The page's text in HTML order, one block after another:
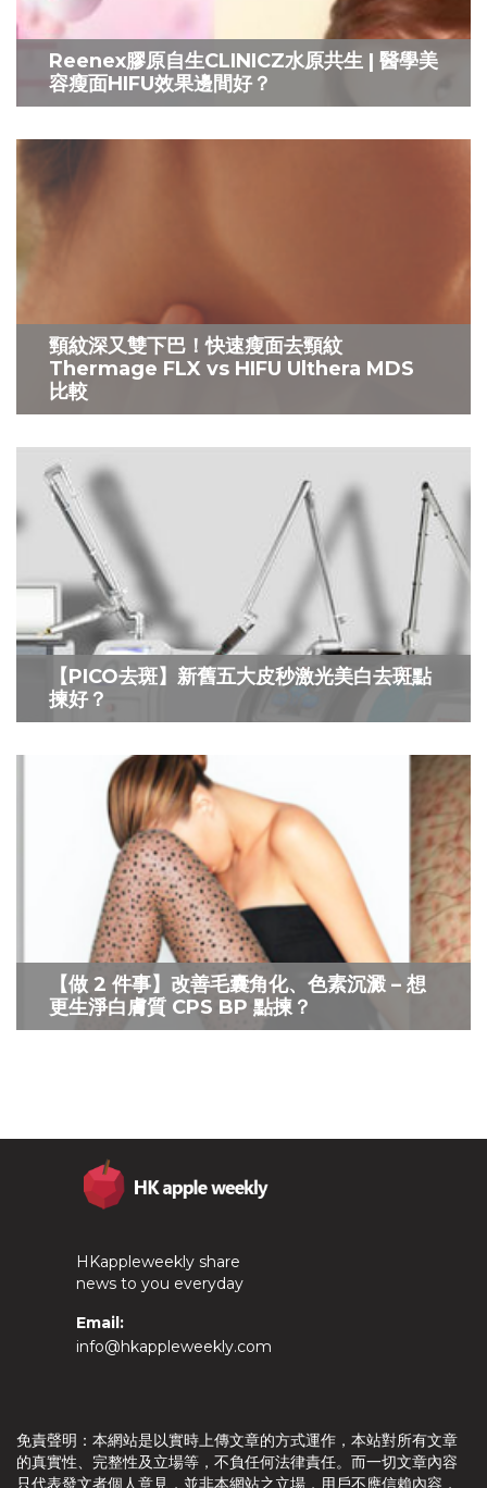
Reenex膠原自生CLINICZ水原共生 | 醫學美
容瘦面HIFU效果邊間好？
頸紋深又雙下巴！快速瘦面去頸紋
Thermage FLX vs HIFU Ulthera MDS
比較
【PICO去斑】新舊五大皮秒激光美白去斑點
揀好？
【做 2 件事】改善毛囊角化、色素沉澱 – 想
更生淨白膚質 CPS BP 點揀？
HKappleweekly share
news to you everyday
Email:
info@hkappleweekly.com
免責聲明：本網站是以實時上傳文章的方式運作，本站對所有文章
的真實性、完整性及立場等，不負任何法律責任。而一切文章內容
只代表發文者個人意見，並非本網站之立場，用戶不應信賴內容，